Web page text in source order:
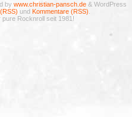
by www.christian-pansch.de& WordPress
und Kommentare (RSS)
pure Rocknroll seit 1981!